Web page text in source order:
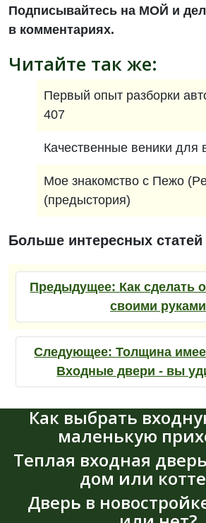
Подписывайтесь на МОЙ и
в комментариях.
Читайте так же:
Первый опыт разборки
407
Качественные веники для
Мое знакомство с Пежо
(предыстория)
Больше интересных
Предыдущее: Как сделать
своими руками
Следующее:Толщина
Входные двери - вы
Как выбрать
маленькую
Теплая входная
дом или
Дверь в